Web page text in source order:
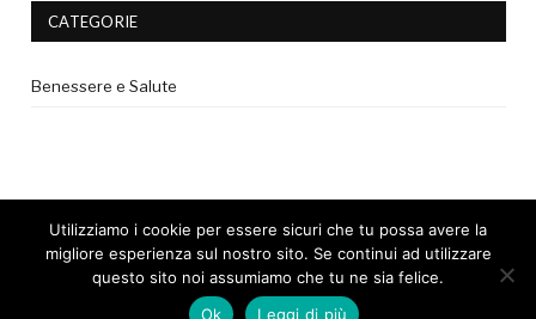
CATEGORIE
Benessere e Salute
© 2017 - Tutti i diritti riservati. |Privacy Policy
Utilizziamo i cookie per essere sicuri che tu possa avere la
migliore esperienza sul nostro sito. Se continui ad utilizzare
questo sito noi assumiamo che tu ne sia felice.
Ok
Leggi di più